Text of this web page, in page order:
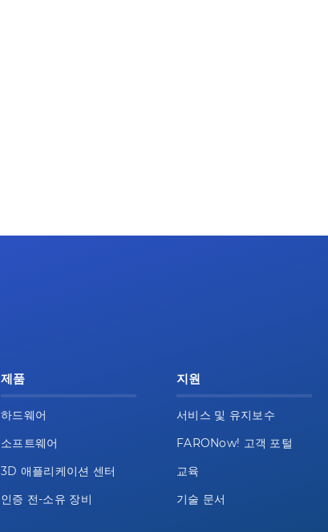
제품
하드웨어
소프트웨어
3D 애플리케이션 센터
인증 전-소유 장비
지원
서비스 및 유지보수
FARONow! 고객 포털
교육
기술 문서